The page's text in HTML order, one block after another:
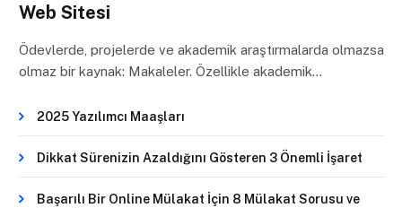
Web Sitesi
Ödevlerde, projelerde ve akademik araştırmalarda olmazsa
olmaz bir kaynak: Makaleler. Özellikle akademik…
2025 Yazılımcı Maaşları
Dikkat Sürenizin Azaldığını Gösteren 3 Önemli İşaret
Başarılı Bir Online Mülakat İçin 8 Mülakat Sorusu ve